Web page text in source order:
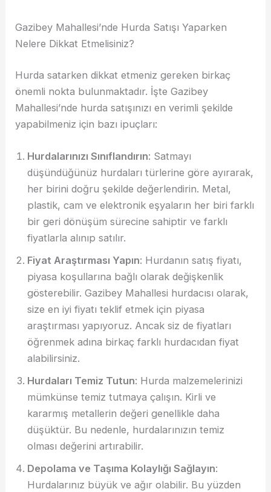
Gazibey Mahallesi’nde Hurda Satışı Yaparken
Nelere Dikkat Etmelisiniz?
Hurda satarken dikkat etmeniz gereken birkaç
önemli nokta bulunmaktadır. İşte Gazibey
Mahallesi’nde hurda satışınızı en verimli şekilde
yapabilmeniz için bazı ipuçları:
Hurdalarınızı Sınıflandırın: Satmayı
düşündüğünüz hurdaları türlerine göre ayırarak,
her birini doğru şekilde değerlendirin. Metal,
plastik, cam ve elektronik eşyaların her biri farklı
bir geri dönüşüm sürecine sahiptir ve farklı
fiyatlarla alınıp satılır.
Fiyat Araştırması Yapın: Hurdanın satış fiyatı,
piyasa koşullarına bağlı olarak değişkenlik
gösterebilir. Gazibey Mahallesi hurdacısı olarak,
size en iyi fiyatı teklif etmek için piyasa
araştırması yapıyoruz. Ancak siz de fiyatları
öğrenmek adına birkaç farklı hurdacıdan fiyat
alabilirsiniz.
Hurdaları Temiz Tutun: Hurda malzemelerinizi
mümkünse temiz tutmaya çalışın. Kirli ve
kararmış metallerin değeri genellikle daha
düşüktür. Bu nedenle, hurdalarınızın temiz
olması değerini artırabilir.
Depolama ve Taşıma Kolaylığı Sağlayın:
Hurdalarınız büyük ve ağır olabilir. Bu yüzden